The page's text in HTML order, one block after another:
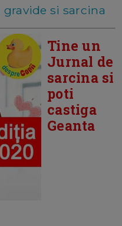
si sarcina
Tine un
Jurnal de
sarcina si
poti
castiga
Geanta